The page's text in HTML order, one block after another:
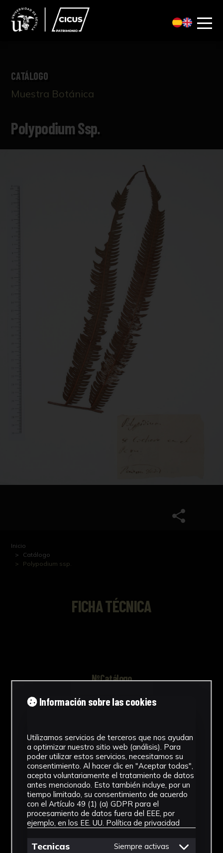
CATÁLOGO
Muestra Botánica
Polypodium Ssp.
Inicio
Catálogo
Polypodium ssp.
FICHA TÉCNICA
NºCatálogo
FHEB-03836
Muestra Botánica
Cronología
SF
Fondo
Fondo Herbario
Información sobre las cookies
Utilizamos servicios de terceros que nos ayudan
a optimizar nuestro sitio web (análisis). Para
poder utilizar estos servicios, necesitamos su
consentimiento. Al hacer clic en "Aceptar todas",
acepta voluntariamente el tratamiento de datos
antes mencionado. Esto también incluye, por un
tiempo limitado, su consentimiento de acuerdo
con el Artículo 49 (1) (a) GDPR para el
procesamiento de datos fuera del EEE, por
ejemplo, en los EE. UU. Política de privacidad
Tecnicas Siempre activas